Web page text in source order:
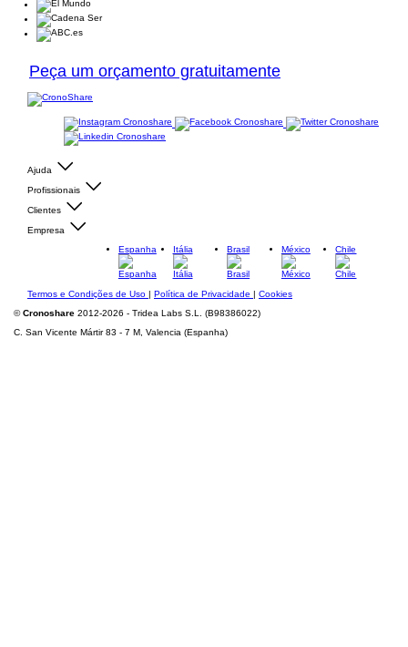
Peça um orçamento gratuitamente
Ajuda
Profissionais
Clientes
Empresa
Espanha
Itália Brasil México Chile
Termos e Condições de Uso | Política de Privacidade | Cookies
©Cronoshare 2012-2026 - Tridea Labs S.L. (B98386022)
C. San Vicente Mártir 83 - 7 M, Valencia (Espanha)